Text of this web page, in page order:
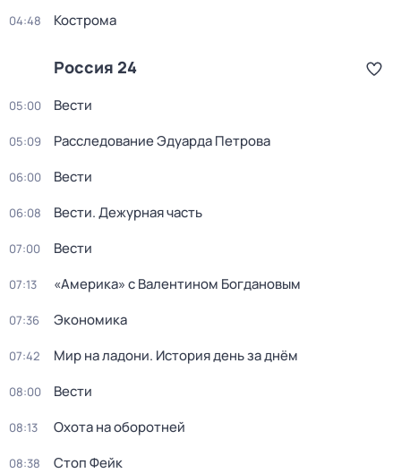
04:48 Кострома
Россия 24
05:00 Вести
05:09 Расследование Эдуарда Петрова
06:00 Вести
06:08 Вести. Дежурная часть
07:00 Вести
07:13 «Америка» с Валентином Богдановым
07:36 Экономика
07:42 Мир на ладони. История день за днём
08:00 Вести
08:13 Охота на оборотней
08:38 Стоп Фейк